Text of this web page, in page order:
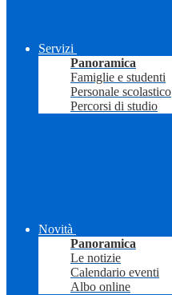
Servizi
Panoramica
Famiglie e studenti
Personale scolastico
Percorsi di studio
Novità
Panoramica
Le notizie
Calendario eventi
Albo online